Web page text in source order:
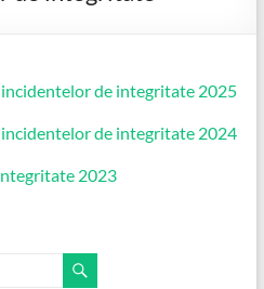
incidentelor de integritate 2025
incidentelor de integritate 2024
2023